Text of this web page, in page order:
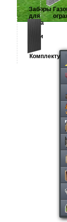
Заборы
для
дома
дачи